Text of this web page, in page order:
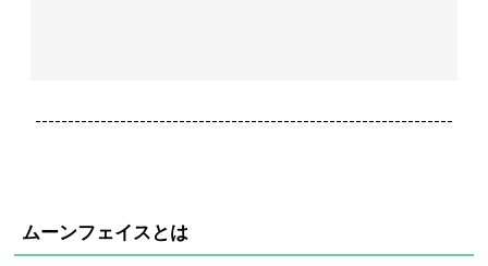
----------------------------------------------------------------
ムーンフェイスとは